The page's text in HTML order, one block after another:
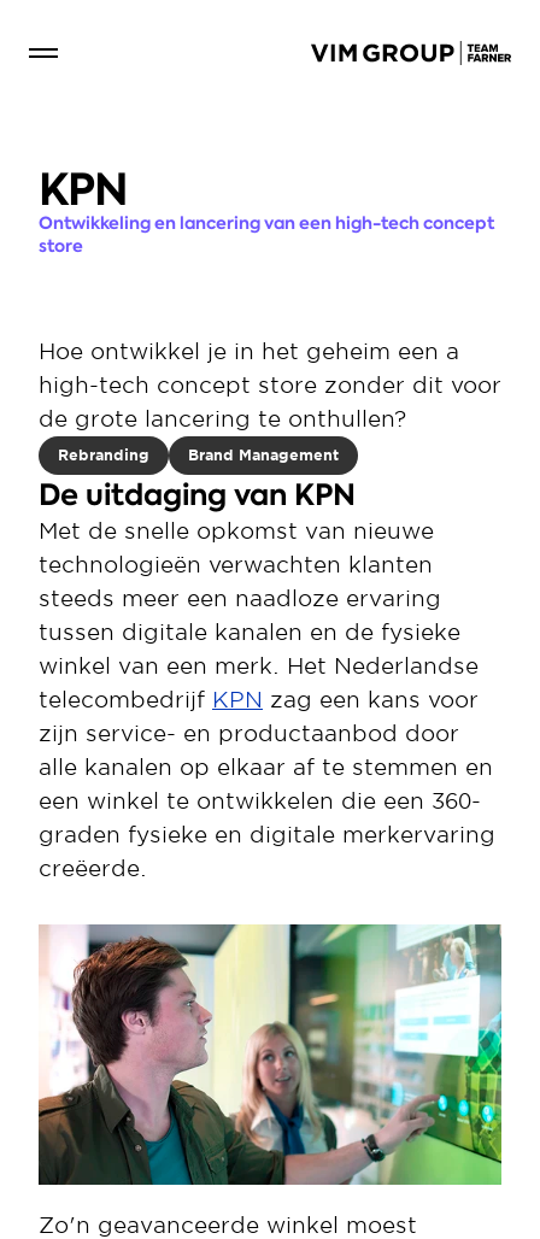
KPN
Ontwikkeling en lancering van een high-tech concept
store
Hoe ontwikkel je in het geheim een a
high-tech concept store zonder dit voor
de grote lancering te onthullen?
Rebranding Brand Management
De uitdaging van KPN
Met de snelle opkomst van nieuwe
technologieën verwachten klanten
steeds meer een naadloze ervaring
tussen digitale kanalen en de fysieke
winkel van een merk. Het Nederlandse
telecombedrijf KPN zag een kans voor
zijn service- en productaanbod door
alle kanalen op elkaar af te stemmen en
een ​​winkel te ontwikkelen die een 360-
graden fysieke en digitale merkervaring
creëerde.
Zo'n geavanceerde winkel moest